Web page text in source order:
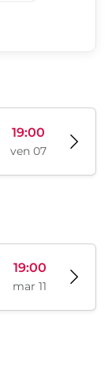
19:00
ven 07
19:00
mar 11